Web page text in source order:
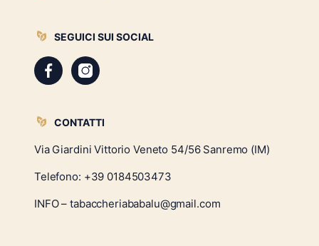
SEGUICI SUI SOCIAL
CONTATTI
Via Giardini Vittorio Veneto 54/56 Sanremo (IM)
Telefono: +39 0184503473
INFO – tabaccheriababalu@gmail.com